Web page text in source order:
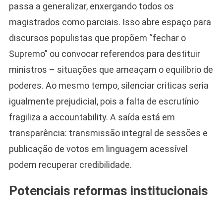
passa a generalizar, enxergando todos os
magistrados como parciais. Isso abre espaço para
discursos populistas que propõem “fechar o
Supremo” ou convocar referendos para destituir
ministros – situações que ameaçam o equilíbrio de
poderes. Ao mesmo tempo, silenciar críticas seria
igualmente prejudicial, pois a falta de escrutínio
fragiliza a accountability. A saída está em
transparência: transmissão integral de sessões e
publicação de votos em linguagem acessível
podem recuperar credibilidade.
Potenciais reformas institucionais